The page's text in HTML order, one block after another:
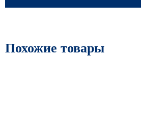
Похожие товары